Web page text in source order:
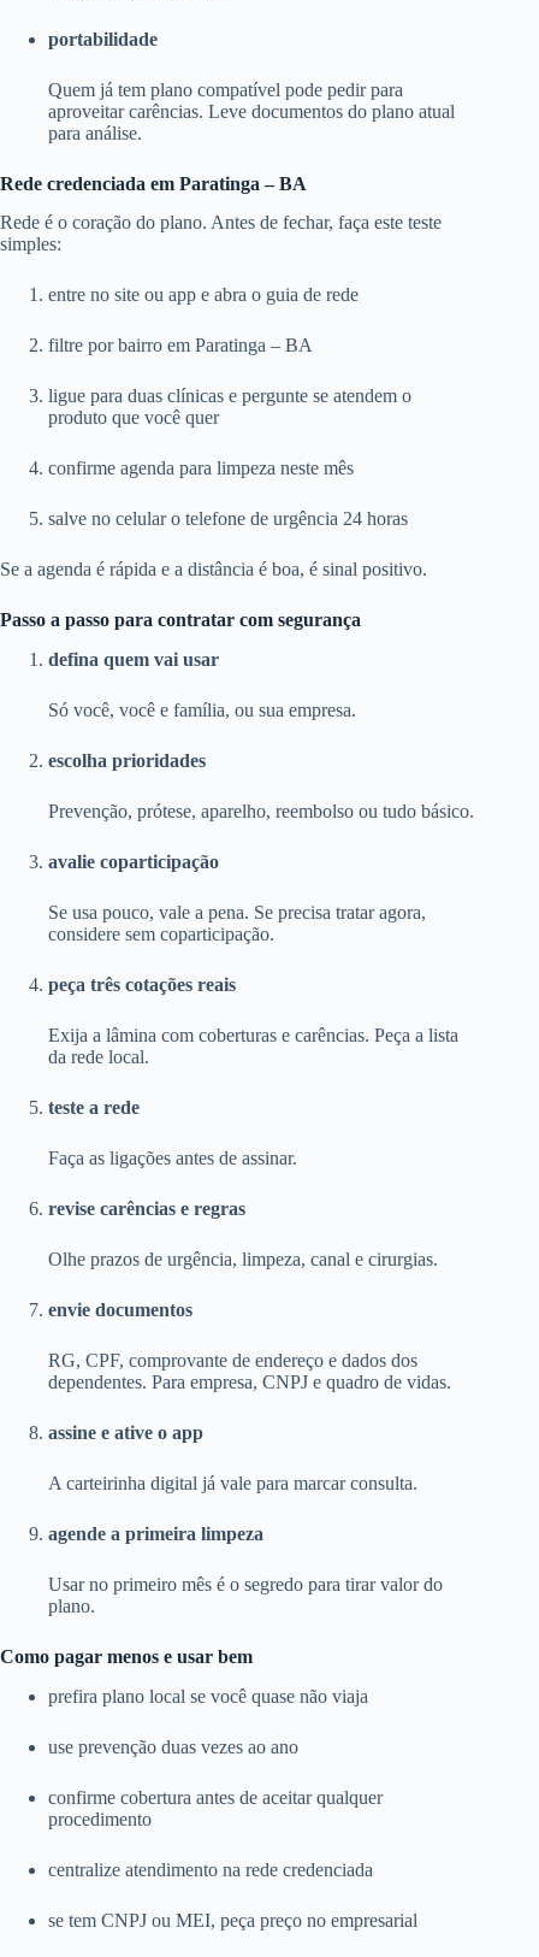
portabilidade
Quem já tem plano compatível pode pedir para
aproveitar carências. Leve documentos do plano atual
para análise.
Rede credenciada em Paratinga – BA
Rede é o coração do plano. Antes de fechar, faça este teste
simples:
entre no site ou app e abra o guia de rede
filtre por bairro em Paratinga – BA
ligue para duas clínicas e pergunte se atendem o
produto que você quer
confirme agenda para limpeza neste mês
salve no celular o telefone de urgência 24 horas
Se a agenda é rápida e a distância é boa, é sinal positivo.
Passo a passo para contratar com segurança
defina quem vai usar
Só você, você e família, ou sua empresa.
escolha prioridades
Prevenção, prótese, aparelho, reembolso ou tudo básico.
avalie coparticipação
Se usa pouco, vale a pena. Se precisa tratar agora,
considere sem coparticipação.
peça três cotações reais
Exija a lâmina com coberturas e carências. Peça a lista
da rede local.
teste a rede
Faça as ligações antes de assinar.
revise carências e regras
Olhe prazos de urgência, limpeza, canal e cirurgias.
envie documentos
RG, CPF, comprovante de endereço e dados dos
dependentes. Para empresa, CNPJ e quadro de vidas.
assine e ative o app
A carteirinha digital já vale para marcar consulta.
agende a primeira limpeza
Usar no primeiro mês é o segredo para tirar valor do
plano.
Como pagar menos e usar bem
prefira plano local se você quase não viaja
use prevenção duas vezes ao ano
confirme cobertura antes de aceitar qualquer
procedimento
centralize atendimento na rede credenciada
se tem CNPJ ou MEI, peça preço no empresarial